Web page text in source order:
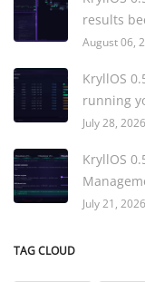
results
August 06,
KryllOS
running
July 28, 2026
KryllOS
July 21, 2026
TAG CLOUD